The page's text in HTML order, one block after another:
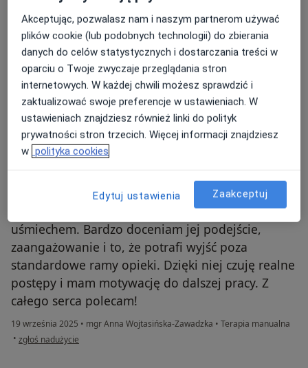
pozytywną
7 października 2025•mgr Małgorzata Wrzosek•Terapia manualna
w opinii użytkownika Agata W
zgłoś nadużycie
Maciek B. Numer telefonu zweryfikowany
Ale przy okazji też skuteczna psychoterapeutka,
bo (w gratisie ;)) zaraża dobrą energią i
uśmiechem. Bardzo doceniam jej podejście,
zaangażowanie i to, że potrafi wyjść poza
standardowe ramy opieki. Dzięki niej czuję realne
postępy i mam motywację do dalszej pracy. Z
całego serca polecam!
19 września 2025 • mgr Anna Wojtasińska-Zawadzka • Terapia manualna
• w opinii użytkownika Maciek B.
zgłoś nadużycie
Akceptując, pozwalasz nam i naszym partnerom używać
plików cookie (lub podobnych technologii) do zbierania
danych do celów statystycznych i dostarczania treści w
oparciu o Twoje zwyczaje przeglądania stron
internetowych. W każdej chwili możesz sprawdzić i
zaktualizować swoje preferencje w ustawieniach. W
ustawieniach znajdziesz również linki do polityk
prywatności stron trzecich. Więcej informacji znajdziesz
w polityka cookies
Edytuj ustawienia Zaakceptuj